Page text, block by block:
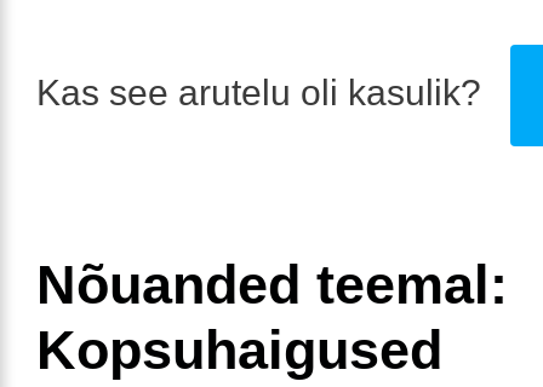
Kas see arutelu oli kasulik?
Nõuanded teemal:
Kopsuhaigused